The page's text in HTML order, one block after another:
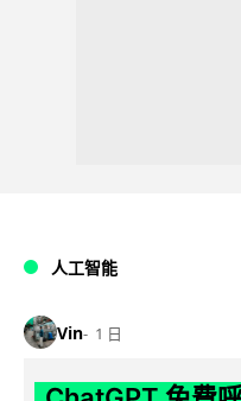
人工智能
Vin 1 日